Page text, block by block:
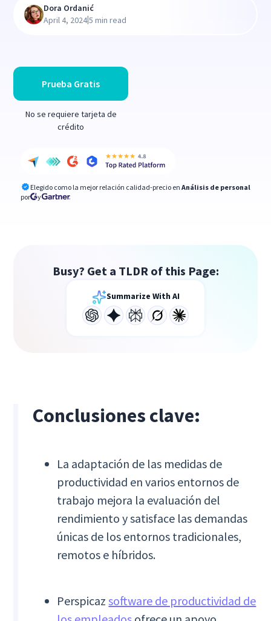
Prueba Gratis
No se requiere tarjeta de
crédito
Elegido como la mejor relación calidad-precio en Análisis de personal
por
y
Dora Ordanić
April 4, 2024|5 min read
Busy? Get a TLDR of this Page:
Summarize With AI
Conclusiones clave:
La adaptación de las medidas de
productividad en varios entornos de
trabajo mejora la evaluación del
rendimiento y satisface las demandas
únicas de los entornos tradicionales,
remotos e híbridos.
Perspicazsoftware de productividad de